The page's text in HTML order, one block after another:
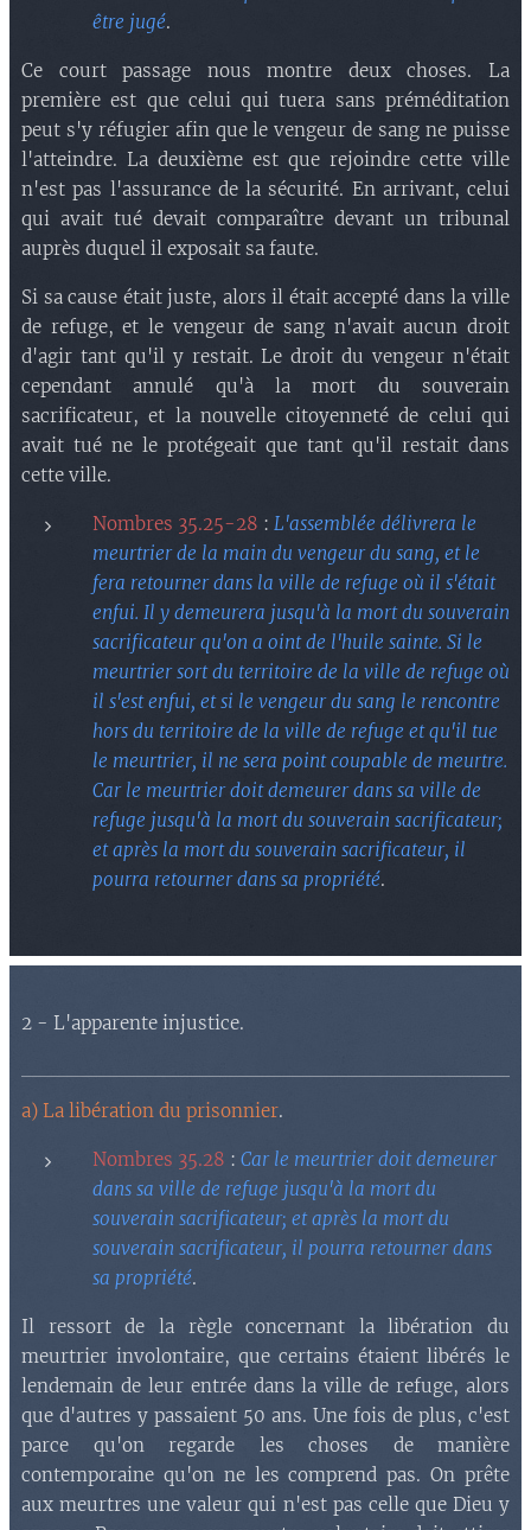
être jugé.
Ce court passage nous montre deux choses. La
première est que celui qui tuera sans préméditation
peut s'y réfugier afin que le vengeur de sang ne puisse
l'atteindre. La deuxième est que rejoindre cette ville
n'est pas l'assurance de la sécurité. En arrivant, celui
qui avait tué devait comparaître devant un tribunal
auprès duquel il exposait sa faute.
Si sa cause était juste, alors il était accepté dans la ville
de refuge, et le vengeur de sang n'avait aucun droit
d'agir tant qu'il y restait. Le droit du vengeur n'était
cependant annulé qu'à la mort du souverain
sacrificateur, et la nouvelle citoyenneté de celui qui
avait tué ne le protégeait que tant qu'il restait dans
cette ville.
Nombres 35.25-28 : L'assemblée délivrera le
meurtrier de la main du vengeur du sang, et le
fera retourner dans la ville de refuge où il s'était
enfui. Il y demeurera jusqu'à la mort du souverain
sacrificateur qu'on a oint de l'huile sainte. Si le
meurtrier sort du territoire de la ville de refuge où
il s'est enfui, et si le vengeur du sang le rencontre
hors du territoire de la ville de refuge et qu'il tue
le meurtrier, il ne sera point coupable de meurtre.
Car le meurtrier doit demeurer dans sa ville de
refuge jusqu'à la mort du souverain sacrificateur;
et après la mort du souverain sacrificateur, il
pourra retourner dans sa propriété.
2 - L'apparente injustice.
a) La libération du prisonnier.
Nombres 35.28 : Car le meurtrier doit demeurer
dans sa ville de refuge jusqu'à la mort du
souverain sacrificateur; et après la mort du
souverain sacrificateur, il pourra retourner dans
sa propriété.
Il ressort de la règle concernant la libération du
meurtrier involontaire, que certains étaient libérés le
lendemain de leur entrée dans la ville de refuge, alors
que d'autres y passaient 50 ans. Une fois de plus, c'est
parce qu'on regarde les choses de manière
contemporaine qu'on ne les comprend pas. On prête
aux meurtres une valeur qui n'est pas celle que Dieu y